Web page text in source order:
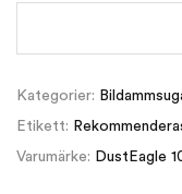
Kategorier:
Etikett:
Varumärke: DustEagle